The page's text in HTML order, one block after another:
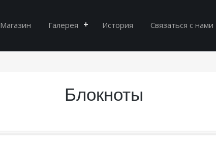
Магазин Галерея История Связаться с нами
Блокноты